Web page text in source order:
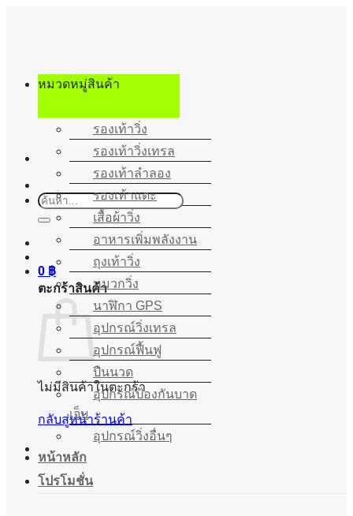
เนื้อหา
ค้นหา:
0 ฿
ตะกร้าสินค้า
ไม่มีสินค้าในตะกร้า
กลับสู่หน้าร้านค้า
หมวดหมู่สินค้า
รองเท้าวิ่ง
รองเท้าวิ่งเทรล
รองเท้าลำลอง
รองเท้าแตะ
เสื้อผ้าวิ่ง
อาหารเพิ่มพลังงาน
ถุงเท้าวิ่ง
หมวกวิ่ง
นาฬิกา GPS
อุปกรณ์วิ่งเทรล
อุปกรณ์ฟื้นฟู
ปืนนวด
อุปกรณ์ป้องกันบาด
เจ็บ
อุปกรณ์วิ่งอื่นๆ
หน้าหลัก
โปรโมชั่น